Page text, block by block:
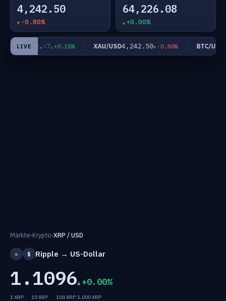
4,242.50
-0.80%
64,226.08
+0.00%
LIVE
JPY182.47 +0.18% XAU/USD4,242.50 -0.80% BTC/USD
Märkte›Krypto›XRP / USD
✕ $ Ripple → US-Dollar
1.1096 +0.00%
1 XRP 10 XRP 100 XRP 1,000 XRP